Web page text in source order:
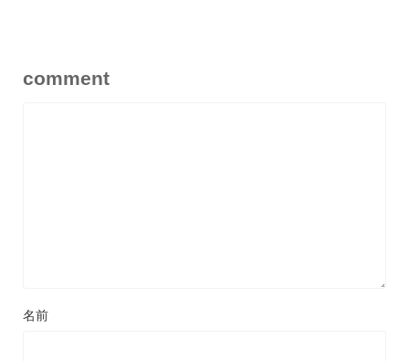
comment
名前